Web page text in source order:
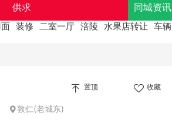
供求 同城资讯
装修 二室一厅 涪陵 水果店转让 车辆
置顶 收藏
敦仁(老城东)